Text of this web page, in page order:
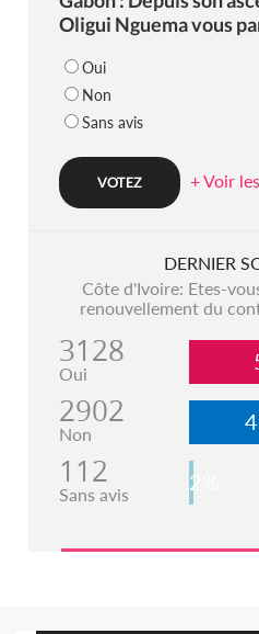
Oligui Nguema vous
Oui
Non
Sans avis
+ Voir
DERNIER
Côte d'Ivoire: Etes-
renouvellement du
3128
Oui
2902
Non
112
Sans avis 2%